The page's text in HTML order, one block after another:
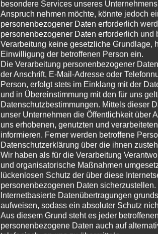
besondere Services unseres
Anspruch nehmen möchte, könnte jedoch
personenbezogener Daten erforderlich
personenbezogener Daten erforderlich und
Verarbeitung keine gesetzliche Grundlage,
Einwilligung der betroffenen Person ein.
Die Verarbeitung personenbezogener
der Anschrift, E-Mail-Adresse oder
Person, erfolgt stets im Einklang mit der
und in Übereinstimmung mit den für uns
Datenschutzbestimmungen. Mittels dieser
unser Unternehmen die Öffentlichkeit über
uns erhobenen, genutzten und
informieren. Ferner werden betroffene
Datenschutzerklärung über die ihnen
Wir haben als für die Verarbeitung
und organisatorische Maßnahmen
lückenlosen Schutz der über diese
personenbezogenen Daten
Internetbasierte Datenübertragungen
aufweisen, sodass ein absoluter Schutz
Aus diesem Grund steht es jeder
personenbezogene Daten auch auf